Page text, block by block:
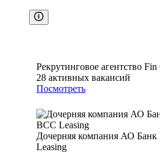
Рекрутинговое агентство Fin
28 активных вакансий
Посмотреть
Дочерняя компания АО
Leasing